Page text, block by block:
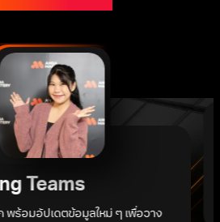
Teams
พร้อมอัปเดตข้อมูลใหม่ ๆ เพื่อวาง